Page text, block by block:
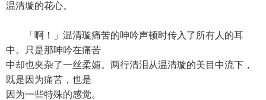
温清璇的花心。
「啊！」温清璇痛苦的呻吟声顿时传入了所有人的耳
中。只是那呻吟在痛苦
中却也夹杂了一丝柔媚。两行清泪从温清璇的美目中流下，
既是因为痛苦，也是
因为一些特殊的感觉。